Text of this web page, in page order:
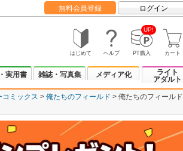
無料会員登録 ログイン
はじめて ヘルプ
UP!
PT購入 カート
実用書 雑誌・写真集 メディア化
ライト
アダルト
コミックス 俺たちのフィールド
俺たちのフィールド